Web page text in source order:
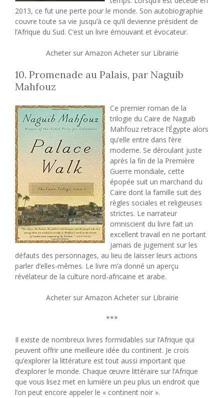
2013, ce fut une perte pour le monde. Son autobiographie
couvre toute sa vie jusqu’à ce qu’il devienne président de
l’Afrique du Sud. C’est un livre émouvant et évocateur.
Acheter sur Amazon Acheter sur Librairie
10. Promenade au Palais, par Naguib
Mahfouz
Ce premier roman de la
trilogie du Caire de Naguib
Mahfouz retrace l’Égypte alors
qu’elle entre dans l’ère
moderne. Se déroulant juste
après la fin de la Première
Guerre mondiale, cette
épopée suit un marchand du
Caire dont la famille suit des
règles sociales et religieuses
strictes. Le narrateur
omniscient du livre fait un
excellent travail en ne portant
jamais de jugement sur les
défauts des personnages, au lieu de laisser leurs actions
parler d’elles-mêmes. Le livre m’a donné un aperçu
révélateur de la culture nord-africaine et arabe.
Acheter sur Amazon Acheter sur Librairie
***
Il existe de nombreux livres formidables sur l’Afrique qui
peuvent offrir une meilleure idée du continent. Je crois
qu’explorer la littérature est tout aussi important que
d’explorer le monde. Chaque œuvre littéraire sur l’Afrique
que vous lisez met en lumière un peu plus un endroit que
l’on peut encore appeler le « continent noir ».